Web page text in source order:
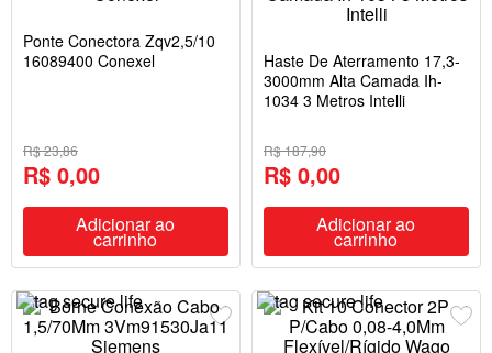
Ponte Conectora Zqv2,5/10
16089400 Conexel
R$ 23,86
R$ 0,00
Adicionar ao
carrinho
Haste De Aterramento 17,3-
3000mm Alta Camada Ih-
1034 3 Metros Intelli
R$ 187,90
R$ 0,00
Adicionar ao
carrinho